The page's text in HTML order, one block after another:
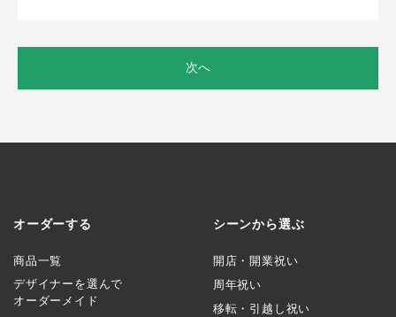
次へ
オーダーする
商品一覧
デザイナーを選んで
オーダーメイド
シーンから選ぶ
開店・開業祝い
周年祝い
移転・引越し祝い